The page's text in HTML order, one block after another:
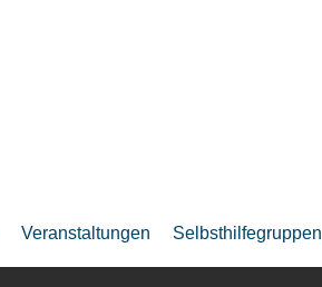
Veranstaltungen Selbsthilfegruppen